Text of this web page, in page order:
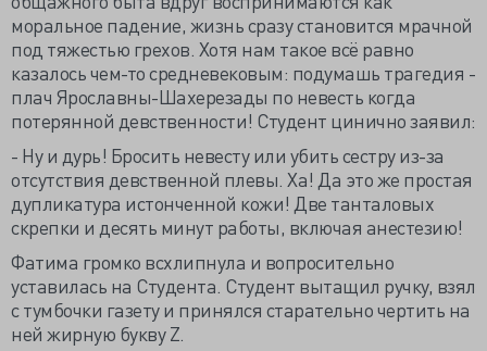
моральное падение, жизнь сразу становится мрачной
под тяжестью грехов. Хотя нам такое всё равно
казалось чем-то средневековым: подумашь трагедия -
плач Ярославны-Шахерезады по невесть когда
потерянной девственности! Студент цинично заявил:
- Ну и дурь! Бросить невесту или убить сестру из-за
отсутствия девственной плевы. Ха! Да это же простая
дупликатура истонченной кожи! Две танталовых
скрепки и десять минут работы, включая анестезию!
Фатима громко всхлипнула и вопросительно
уставилась на Студента. Студент вытащил ручку, взял
с тумбочки газету и принялся старательно чертить на
ней жирную букву Z.